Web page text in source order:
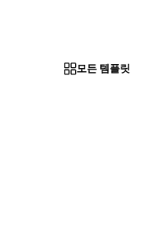
모든 템플릿